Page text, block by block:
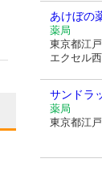
あけぼの
薬局
東京都江
エクセル
サンドラ
薬局
東京都江